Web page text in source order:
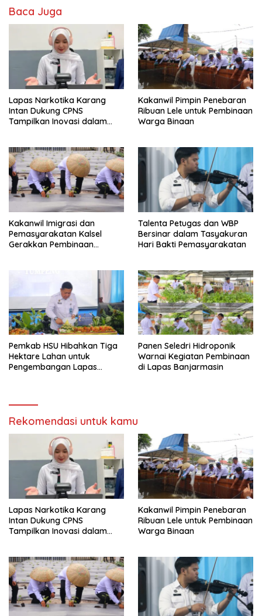
Baca Juga
Lapas Narkotika Karang
Intan Dukung CPNS
Tampilkan Inovasi dalam
Kakanwil Pimpin Penebaran
Ribuan Lele untuk Pembinaan
Warga Binaan
Kakanwil Imigrasi dan
Pemasyarakatan Kalsel
Gerakkan Pembinaan
Talenta Petugas dan WBP
Bersinar dalam Tasyakuran
Hari Bakti Pemasyarakatan
Pemkab HSU Hibahkan Tiga
Hektare Lahan untuk
Pengembangan Lapas
Panen Seledri Hidroponik
Warnai Kegiatan Pembinaan
di Lapas Banjarmasin
Rekomendasi untuk kamu
Lapas Narkotika Karang
Intan Dukung CPNS
Tampilkan Inovasi dalam
Kakanwil Pimpin Penebaran
Ribuan Lele untuk Pembinaan
Warga Binaan